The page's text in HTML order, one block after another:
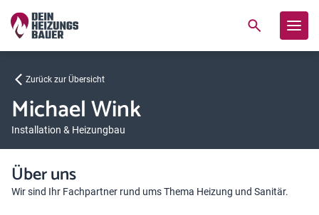
Zurück zur Übersicht
Michael Wink
Installation & Heizungbau
Über uns
Wir sind Ihr Fachpartner rund ums Thema Heizung und Sanitär.